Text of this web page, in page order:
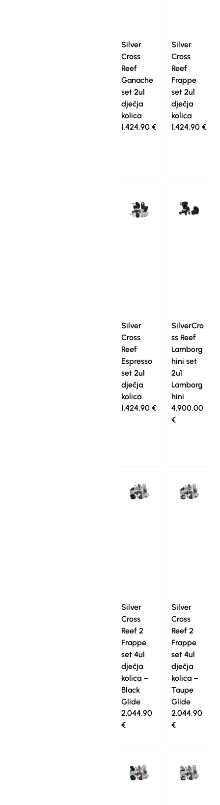
Silver
Cross
Reef
Ganache
set 2u1
dječja
kolica
1.424,90 €
Silver
Cross
Reef
Frappe
set 2u1
dječja
kolica
1.424,90 €
Silver
Cross
Reef
Espresso
set 2u1
dječja
kolica
1.424,90 €
SilverCro
ss Reef
Lamborg
hini set
2u1
Lamborg
hini
4.900,00
€
Silver
Cross
Reef 2
Frappe
set 4u1
dječja
kolica –
Black
Glide
2.044,90
€
Silver
Cross
Reef 2
Frappe
set 4u1
dječja
kolica –
Taupe
Glide
2.044,90
€